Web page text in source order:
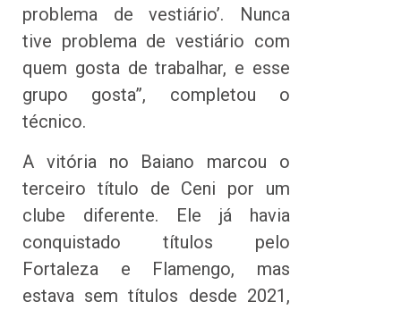
problema de vestiário’. Nunca
tive problema de vestiário com
quem gosta de trabalhar, e esse
grupo gosta”, completou o
técnico.
A vitória no Baiano marcou o
terceiro título de Ceni por um
clube diferente. Ele já havia
conquistado títulos pelo
Fortaleza e Flamengo, mas
estava sem títulos desde 2021,